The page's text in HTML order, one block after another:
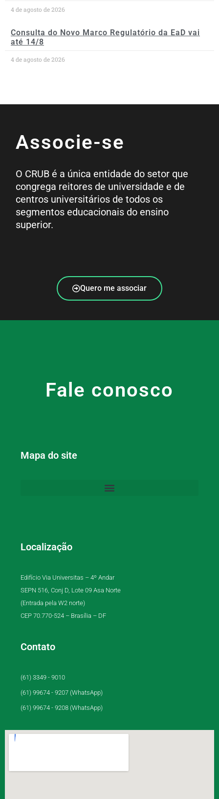
4 de agosto de 2026
Consulta do Novo Marco Regulatório da EaD vai
até 14/8
4 de agosto de 2026
Associe-se
O CRUB é a única entidade do setor que
congrega reitores de universidade e de
centros universitários de todos os
segmentos educacionais do ensino
superior.
Quero me associar
Fale conosco
Mapa do site
Localização
Edifício Via Universitas – 4º Andar
SEPN 516, Conj D, Lote 09 Asa Norte
(Entrada pela W2 norte)
CEP 70.770-524 – Brasília – DF
Contato
(61) 3349 - 9010
(61) 99674 - 9207 (WhatsApp)
(61) 99674 - 9208 (WhatsApp)